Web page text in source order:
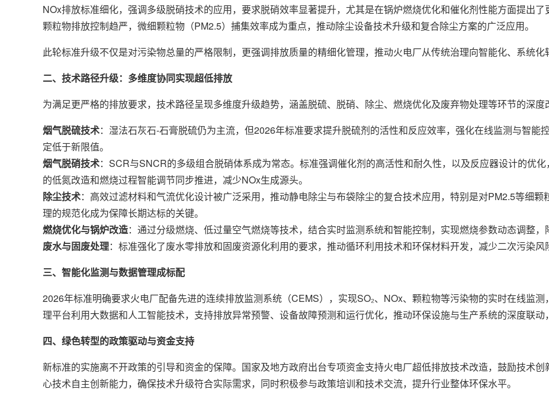
NOx排放标准细化，强调多级脱硝技术的应用，要求脱硝效率显著提升，尤其是在锅炉燃烧优化和催化剂性能方面提出了
颗粒物排放控制趋严，微细颗粒物（PM2.5）捕集效率成为重点，推动除尘设备技术升级和复合除尘方案的广泛应用。
此轮标准升级不仅是对污染物总量的严格限制，更强调排放质量的精细化管理，推动火电厂从传统治理向智能化、系统化
二、技术路径升级：多维度协同实现超低排放
为满足更严格的排放要求，技术路径呈现多维度升级趋势，涵盖脱硫、脱硝、除尘、燃烧优化及废弃物处理等环节的深度
烟气脱硫技术：湿法石灰石-石膏脱硫仍为主流，但2026年标准要求提升脱硫剂的活性和反应效率，强化在线监测与智能
定低于新限值。
烟气脱硝技术：SCR与SNCR的多级组合脱硝体系成为常态。标准强调催化剂的高活性和耐久性，以及反应器设计的优
的低氮改造和燃烧过程智能调节同步推进，减少NOx生成源头。
除尘技术：高效过滤材料和气流优化设计被广泛采用，推动静电除尘与布袋除尘的复合技术应用，特别是对PM2.5等细
理的规范化成为保障长期达标的关键。
燃烧优化与锅炉改造：通过分级燃烧、低过量空气燃烧等技术，结合实时监测系统和智能控制，实现燃烧参数动态调整，
废水与固废处理：标准强化了废水零排放和固废资源化利用的要求，推动循环利用技术和环保材料开发，减少二次污染风
三、智能化监测与数据管理成标配
2026年标准明确要求火电厂配备先进的连续排放监测系统（CEMS），实现SO₂、NOx、颗粒物等污染物的实时在线监
理平台利用大数据和人工智能技术，支持排放异常预警、设备故障预测和运行优化，推动环保设施与生产系统的深度联动
四、绿色转型的政策驱动与资金支持
新标准的实施离不开政策的引导和资金的保障。国家及地方政府出台专项资金支持火电厂超低排放技术改造，鼓励技术
心技术自主创新能力，确保技术升级符合实际需求，同时积极参与政策培训和技术交流，提升行业整体环保水平。